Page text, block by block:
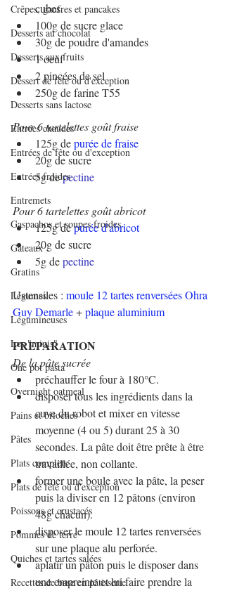
Crêpes, gaufres et pancakes
Desserts au chocolat
Desserts aux fruits
Dessert de fête ou d'exception
Desserts sans lactose
Entrées chaudes
Entrées de fête ou d'exception
Entrées froides
Entremets
Gaspachos et soupes froides
Gâteaux
Gratins
Légumes
Légumineuses
Les "minis"
One pot pasta
Overnight oatmeal
Pains et brioches
Pâtes
Plats complets
Plats de fête ou d'exception
Poissons et crustacés
Pommes de terre
Quiches et tartes salées
Recettes de base en pâtisserie
cubes
100g de sucre glace
30g de poudre d'amandes
1 oeuf
2 pincées de sel
250g de farine T55
Pour 6 tartelettes goût fraise
125g de purée de fraise
20g de sucre
5g de pectine
Pour 6 tartelettes goût abricot
125g de purée d'abricot
20g de sucre
5g de pectine
Ustensiles : moule 12 tartes renversées Ohra
Guy Demarle + plaque aluminium
PREPARATION
De la pâte sucrée
préchauffer le four à 180°C.
disposer tous les ingrédients dans la
cuve du robot et mixer en vitesse
moyenne (4 ou 5) durant 25 à 30
secondes. La pâte doit être prête à être
travaillée, non collante.
former une boule avec la pâte, la peser
puis la diviser en 12 pâtons (environ
48g chacun).
disposer le moule 12 tartes renversées
sur une plaque alu perforée.
aplatir un pâton puis le disposer dans
une empreinte et lui faire prendre la